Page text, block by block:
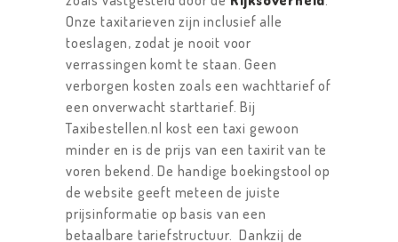
Onze taxitarieven zijn inclusief alle
toeslagen, zodat je nooit voor
verrassingen komt te staan. Geen
verborgen kosten zoals een wachttarief of
een onverwacht starttarief. Bij
Taxibestellen.nl kost een taxi gewoon
minder en is de prijs van een taxirit van te
voren bekend. De handige boekingstool op
de website geeft meteen de juiste
prijsinformatie op basis van een
betaalbare tariefstructuur. Dankzij de